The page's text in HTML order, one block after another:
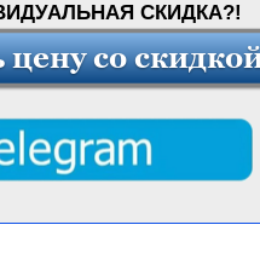
СКИДКА?!